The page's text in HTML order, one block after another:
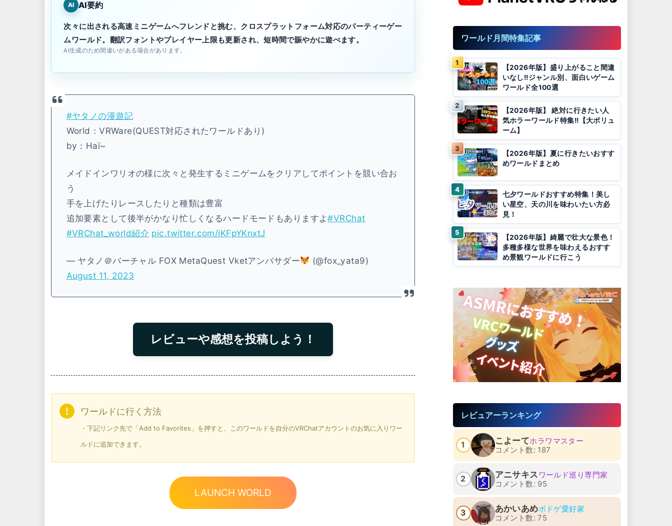
AI AI要約
次々に出される高速ミニゲームへフレンドと挑む、クロスプラットフォーム対応のパーティーゲー
ムワールド。翻訳フォントやプレイヤー上限も更新され、短時間で賑やかに遊べます。
AI生成のため間違いがある場合があります。
#ヤタノの漫遊記
World：VRWare(QUEST対応されたワールドあり)
by：Haï~
メイドインワリオの様に次々と発生するミニゲームをクリアしてポイントを競い合お
う
手を上げたりレースしたりと種類は豊富
追加要素として後半がかなり忙しくなるハードモードもありますよ#VRChat
#VRChat_world紹介 pic.twitter.com/iKFpYKnxtJ
— ヤタノ＠バーチャル FOX MetaQuest Vketアンバサダー
(@fox_yata9)
August 11, 2023
レビューや感想を投稿しよう！
ワールドに行く方法
・下記リンク先で「Add to Favorites」を押すと、このワールドを自分のVRChatアカウントのお気に入りワー
ルドに追加できます。
LAUNCH WORLD
ワールド月間特集記事
【2026年版】盛り上がること間違
いなし!!ジャンル別、面白いゲーム
ワールド全100選
【2026年版】 絶対に行きたい人
気ホラーワールド特集!!【大ボリュ
ーム】
【2026年版】夏に行きたいおすす
めワールドまとめ
七夕ワールドおすすめ特集！美し
い星空、天の川を味わいたい方必
見！
【2026年版】綺麗で壮大な景色！
多種多様な世界を味わえるおすす
め景観ワールドに行こう
レビュアーランキング
1 こよーてホラワマスター
コメント数: 187
2 アニサキス ワールド巡り専門家
コメント数: 95
3 あかいあめボドゲ愛好家
コメント数: 75